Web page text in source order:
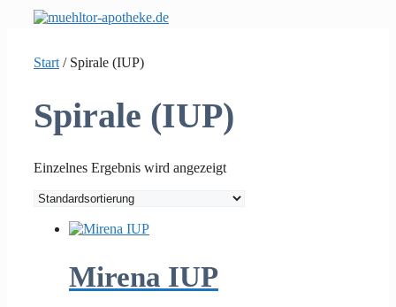
Start / Spirale (IUP)
Spirale (IUP)
Einzelnes Ergebnis wird angezeigt
Mirena IUP